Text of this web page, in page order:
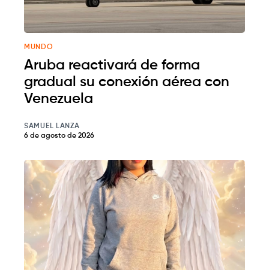
MUNDO
Aruba reactivará de forma
gradual su conexión aérea con
Venezuela
SAMUEL LANZA
6 de agosto de 2026